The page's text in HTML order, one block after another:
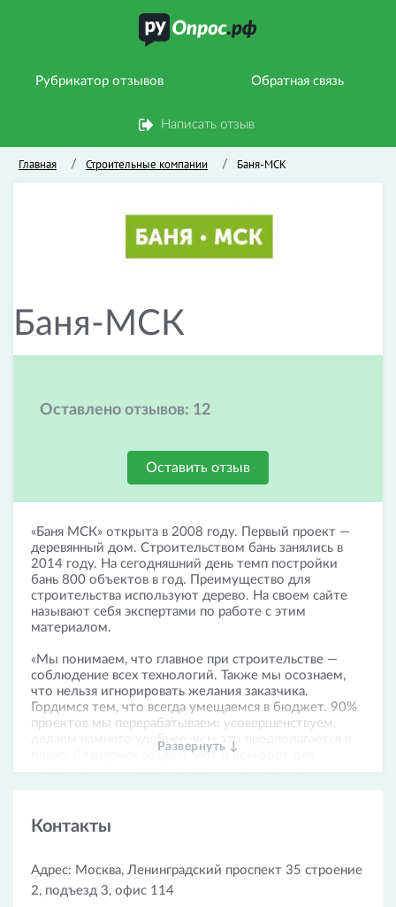
Рубрикатор отзывов Обратная связь
Написать отзыв
Главная / Строительные компании / Баня-МСК
Баня-МСК
Оставлено отзывов: 12
Оставить отзыв
«Баня МСК» открыта в 2008 году. Первый проект —
деревянный дом. Строительством бань занялись в
2014 году. На сегодняшний день темп постройки
бань 800 объектов в год. Преимущество для
строительства используют дерево. На своем сайте
называют себя экспертами по работе с этим
материалом.
«Мы понимаем, что главное при строительстве —
соблюдение всех технологий. Также мы осознаем,
что нельзя игнорировать желания заказчика.
Гордимся тем, что всегда умещаемся в бюджет. 90%
проектов мы перерабатываем: усовершенствуем,
делаем намного удобнее, чем это предполагается в
плане. Стараемся создать уют и комфорт для
клиента» — Геннадий Баранов, руководитель
Развернуть ↓
Контакты
Адрес: Москва, Ленинградский проспект 35 строение
2, подъезд 3, офис 114